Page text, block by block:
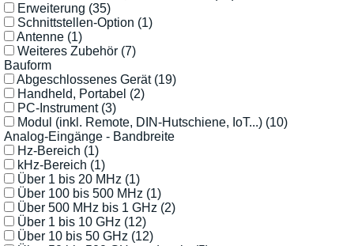
Erweiterung (35)
Schnittstellen-Option (1)
Antenne (1)
Weiteres Zubehör (7)
Bauform
Abgeschlossenes Gerät (19)
Handheld, Portabel (2)
PC-Instrument (3)
Modul (inkl. Remote, DIN-Hutschiene, IoT...) (10)
Analog-Eingänge - Bandbreite
Hz-Bereich (1)
kHz-Bereich (1)
Über 1 bis 20 MHz (1)
Über 100 bis 500 MHz (1)
Über 500 MHz bis 1 GHz (2)
Über 1 bis 10 GHz (12)
Über 10 bis 50 GHz (12)